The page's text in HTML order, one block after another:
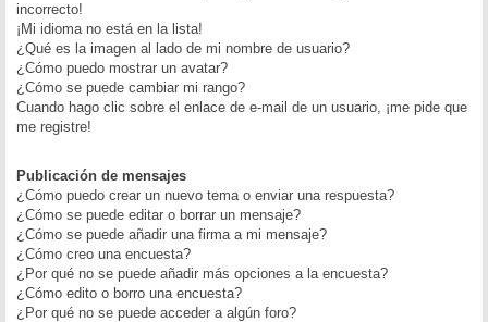
incorrecto!
¡Mi idioma no está en la lista!
¿Qué es la imagen al lado de mi nombre de usuario?
¿Cómo puedo mostrar un avatar?
¿Cómo se puede cambiar mi rango?
Cuando hago clic sobre el enlace de e-mail de un usuario, ¡me pide que
me registre!
Publicación de mensajes
¿Cómo puedo crear un nuevo tema o enviar una respuesta?
¿Cómo se puede editar o borrar un mensaje?
¿Cómo se puede añadir una firma a mi mensaje?
¿Cómo creo una encuesta?
¿Por qué no se puede añadir más opciones a la encuesta?
¿Cómo edito o borro una encuesta?
¿Por qué no se puede acceder a algún foro?